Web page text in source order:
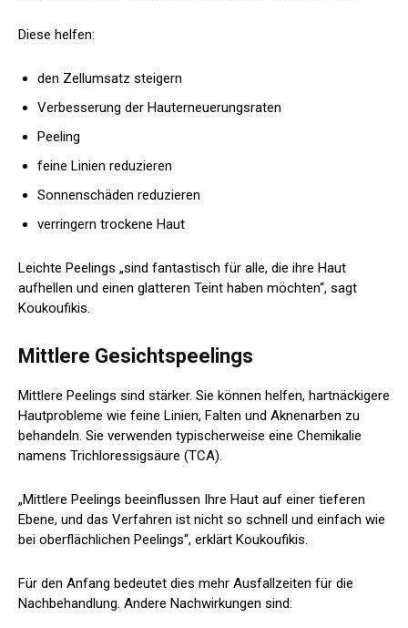
Diese helfen:
den Zellumsatz steigern
Verbesserung der Hauterneuerungsraten
Peeling
feine Linien reduzieren
Sonnenschäden reduzieren
verringern trockene Haut
Leichte Peelings „sind fantastisch für alle, die ihre Haut
aufhellen und einen glatteren Teint haben möchten“, sagt
Koukoufikis.
Mittlere Gesichtspeelings
Mittlere Peelings sind stärker. Sie können helfen, hartnäckigere
Hautprobleme wie feine Linien, Falten und Aknenarben zu
behandeln. Sie verwenden typischerweise eine Chemikalie
namens Trichloressigsäure (TCA).
„Mittlere Peelings beeinflussen Ihre Haut auf einer tieferen
Ebene, und das Verfahren ist nicht so schnell und einfach wie
bei oberflächlichen Peelings“, erklärt Koukoufikis.
Für den Anfang bedeutet dies mehr Ausfallzeiten für die
Nachbehandlung. Andere Nachwirkungen sind: